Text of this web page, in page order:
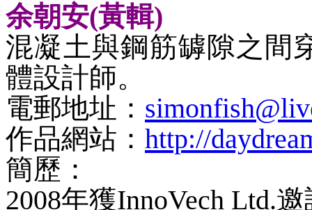
余朝安(黃輯)
混凝土與鋼筋罅隙之間
體設計師。
電郵地址：
作品網站： http://
簡歷：
2008年獲InnoVech Ltd.